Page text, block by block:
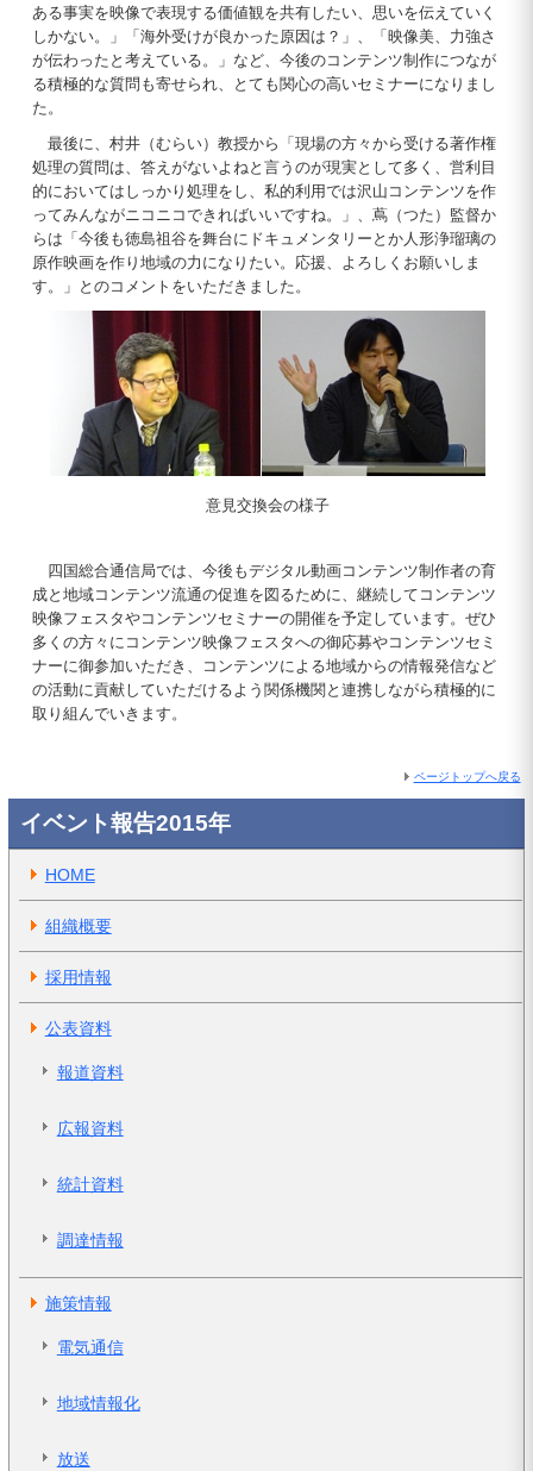
ある事実を映像で表現する価値観を共有したい、思いを伝えていく
しかない。」「海外受けが良かった原因は？」、「映像美、力強さ
が伝わったと考えている。」など、今後のコンテンツ制作につなが
る積極的な質問も寄せられ、とても関心の高いセミナーになりまし
た。
最後に、村井（むらい）教授から「現場の方々から受ける著作権
処理の質問は、答えがないよねと言うのが現実として多く、営利目
的においてはしっかり処理をし、私的利用では沢山コンテンツを作
ってみんながニコニコできればいいですね。」、蔦（つた）監督か
らは「今後も徳島祖谷を舞台にドキュメンタリーとか人形浄瑠璃の
原作映画を作り地域の力になりたい。応援、よろしくお願いしま
す。」とのコメントをいただきました。
意見交換会の様子
四国総合通信局では、今後もデジタル動画コンテンツ制作者の育
成と地域コンテンツ流通の促進を図るために、継続してコンテンツ
映像フェスタやコンテンツセミナーの開催を予定しています。ぜひ
多くの方々にコンテンツ映像フェスタへの御応募やコンテンツセミ
ナーに御参加いただき、コンテンツによる地域からの情報発信など
の活動に貢献していただけるよう関係機関と連携しながら積極的に
取り組んでいきます。
ページトップへ戻る
イベント報告2015年
HOME
組織概要
採用情報
公表資料
報道資料
広報資料
統計資料
調達情報
施策情報
電気通信
地域情報化
放送